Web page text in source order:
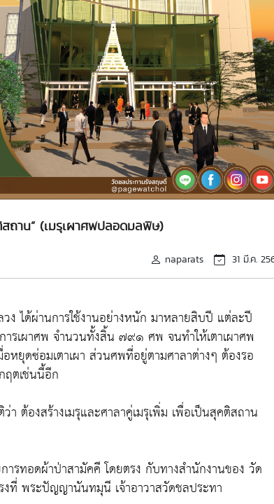
ถาน” (เมรุเผาศพปลอดมลพิษ)
naparats 31 มี.ค.
ง ได้ผ่านการใช้งานอย่างหนัก มาหลายสิบปี แต่ละปี
เผาศพ จำนวนทั้งสิ้น ๗๙๑ ศพ จนทำให้เตาเผาศพ
หยุดซ่อมเตาเผา ส่วนศพที่อยู่ตามศาลาต่างๆ ต้องรอ
ตเช่นนี้อีก
ต้องสร้างเมรุและศาลาคู่เมรุเพิ่ม เพื่อเป็นสุคติสถาน
รทอดผ้าป่าสามัคคี โดยตรง กับทางสำนักงานของ วัด
ที่ พระปัญญานันทมุนี เจ้าอาวาสวัดชลประทา